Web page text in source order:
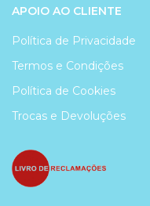
APOIO AO CLIENTE
Política de Privacidade
Termos e Condições
Política de Cookies
Trocas e Devoluções